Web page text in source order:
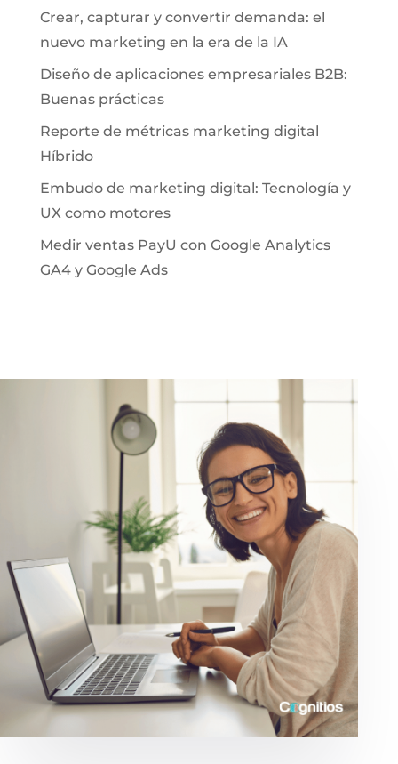
Crear, capturar y convertir demanda: el
nuevo marketing en la era de la IA
Diseño de aplicaciones empresariales B2B:
Buenas prácticas
Reporte de métricas marketing digital
Híbrido
Embudo de marketing digital: Tecnología y
UX como motores
Medir ventas PayU con Google Analytics
GA4 y Google Ads